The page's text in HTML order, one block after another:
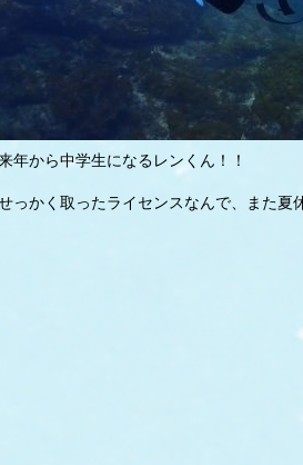
年から中学生になるレンくん！！
っかく取ったライセンスなんで、また夏